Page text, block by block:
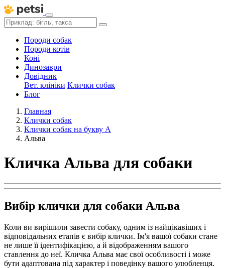
Породи собак
Породи котів
Коні
Динозаври
Довідник
Вет. клініки Клички собак
Блог
Главная
Клички собак
Клички собак на букву А
Альва
Кличка Альва для собаки
Вибір клички для собаки Альва
Коли ви вирішили завести собаку, одним із найцікавіших і
відповідальних етапів є вибір клички. Ім'я вашої собаки стане
не лише її ідентифікацією, а й відображенням вашого
ставлення до неї. Кличка Альва має свої особливості і може
бути адаптована під характер і поведінку вашого улюбленця.